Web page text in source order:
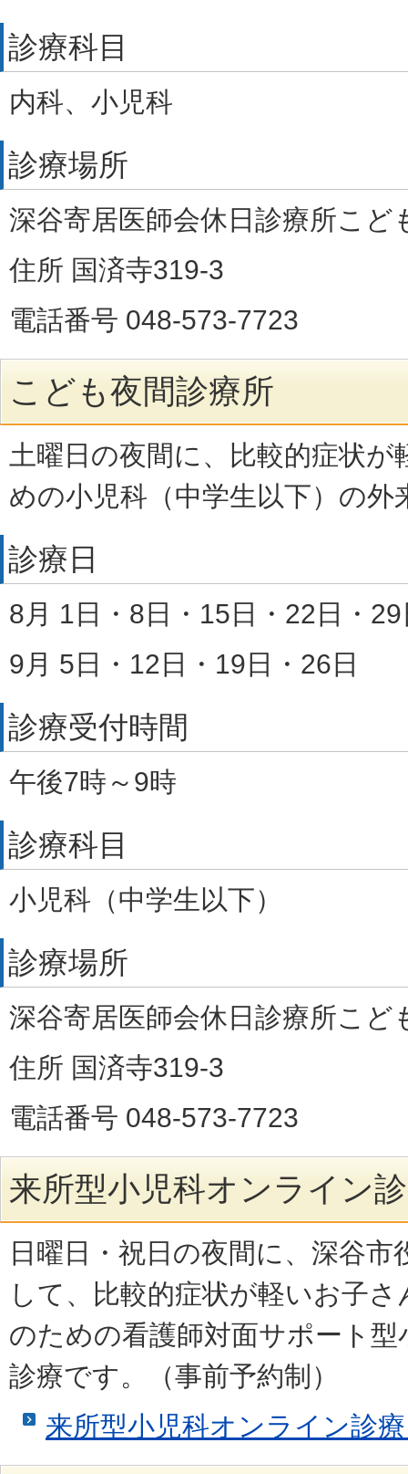
診療科目
内科、小児科
診療場所
深谷寄居医師会休日診療所こど
住所 国済寺319-3
電話番号 048-573-7723
こども夜間診療所
土曜日の夜間に、比較的症状
めの小児科（中学生以下）の外
診療日
8月 1日・8日・15日・22日・29
9月 5日・12日・19日・26日
診療受付時間
午後7時～9時
診療科目
小児科（中学生以下）
診療場所
深谷寄居医師会休日診療所こど
住所 国済寺319-3
電話番号 048-573-7723
来所型小児科オンライン
日曜日・祝日の夜間に、深谷市
して、比較的症状が軽いお子
のための看護師対面サポート
診療です。（事前予約制）
来所型小児科オンライン診